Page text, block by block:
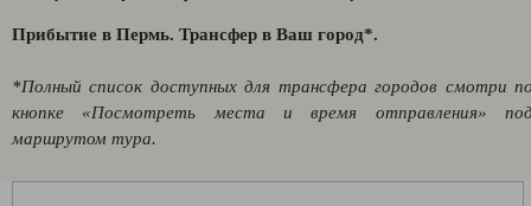
Прибытие в Пермь. Трансфер в Ваш город*.
*Полный список доступных для трансфера городов смотри
кнопке «Посмотреть места и время отправления»
маршрутом тура.